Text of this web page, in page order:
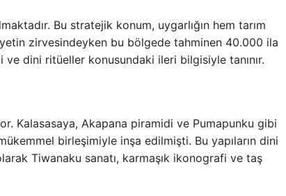
Bu stratejik konum, uygarlığın hem tarım
zirvesindeyken bu bölgede tahminen 40.000 ila
dini ritüeller konusundaki ileri bilgisiyle tanınır.
Kalasasaya, Akapana piramidi ve Pumapunku gibi
birleşimiyle inşa edilmişti. Bu yapıların dini
Tiwanaku sanatı, karmaşık ikonografi ve taş